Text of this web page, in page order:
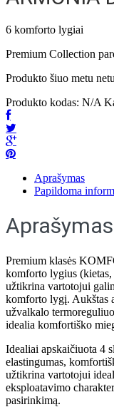
6 komforto lygiai
Premium Collection
Produkto šiuo metu
Produkto kodas: N/A
Aprašymas
Papildoma
Aprašymas
Premium klasės
komforto lygius
užtikrina vartotojui
komforto lygį. Aukštas
užvalkalo
idealia komfortiško
Idealiai apskaičiuota 4
elastingumas,
užtikrina vartotojui
eksploatavimo
pasirinkimą.